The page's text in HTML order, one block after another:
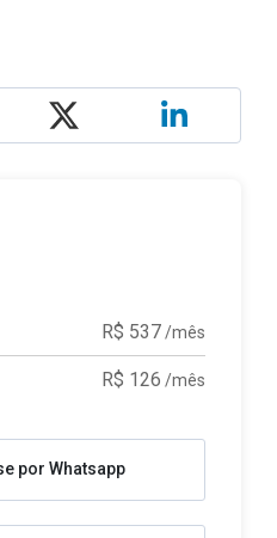
R$ 537/mês
R$ 126 /mês
por Whatsapp